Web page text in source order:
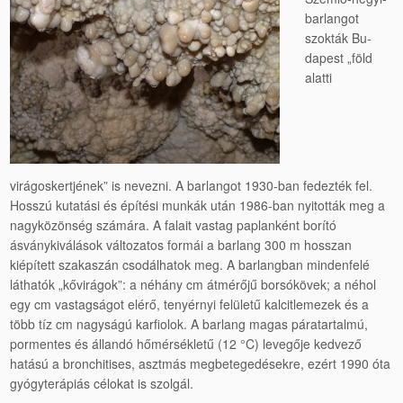
barlangot
szokták Bu­
dapest „föld
alatti
virágoskertjének” is nevezni. A barlangot 1930-ban fedezték fel.
Hosszú kutatási és építési munkák után 1986-ban nyitották meg a
nagyközönség számára. A falait vas­tag paplanként borító
ásványkiválások változatos formái a barlang 300 m hosszan
kiépített szakaszán csodálhatok meg. A barlangban mindenfelé
láthatók „kővirágok”: a néhány cm átmérőjű borsókövek; a néhol
egy cm vastagságot elérő, te­nyérnyi felületű kalcitlemezek és a
több tíz cm nagyságú kar­fiolok. A barlang magas páratartalmú,
pormentes és állandó hőmérsékletű (12 °C) levegője kedvező
hatású a bronchitises, asztmás megbetegedésekre, ezért 1990 óta
gyógyterápiás célokat is szolgál.